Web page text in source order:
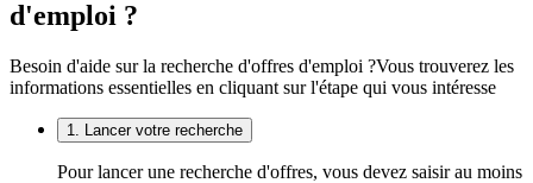
d'emploi ?
Besoin d'aide sur la recherche d'offres d'emploi ?Vous trouverez les
informations essentielles en cliquant sur l'étape qui vous intéresse
1. Lancer votre recherche
Pour lancer une recherche d'offres, vous devez saisir au moins